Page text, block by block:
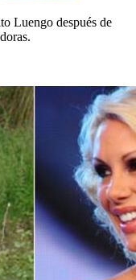
Luengo después de